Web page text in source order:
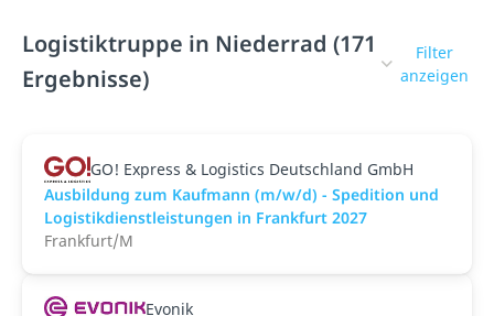
Logistiktruppe in Niederrad (171
Ergebnisse)
Filter
anzeigen
GO! Express & Logistics Deutschland GmbH
Ausbildung zum Kaufmann (m/w/d) - Spedition und
Logistikdienstleistungen in Frankfurt 2027
Frankfurt/M
Evonik